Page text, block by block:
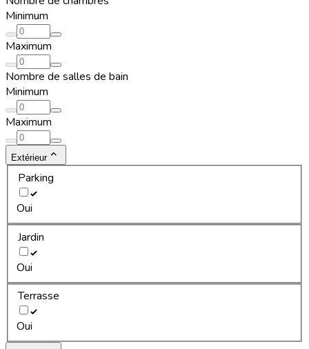
Minimum
Maximum
Nombre de salles de bain
Minimum
Maximum
Extérieur
Parking
Oui
Jardin
Oui
Terrasse
Oui